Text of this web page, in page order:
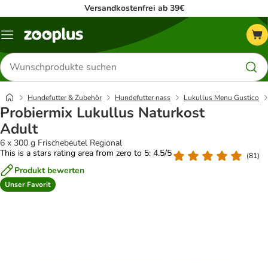
Versandkostenfrei ab 39€
Menü
Produkte
suchen
Hundefutter & Zubehör Hundefutter nass Lukullus Menu Gustico
Probiermix Lukullus Naturkost
Adult
6 x 300 g Frischebeutel Regional
This is a stars rating area from zero to 5: 4.5/5
(81)
Produkt bewerten
Unser Favorit